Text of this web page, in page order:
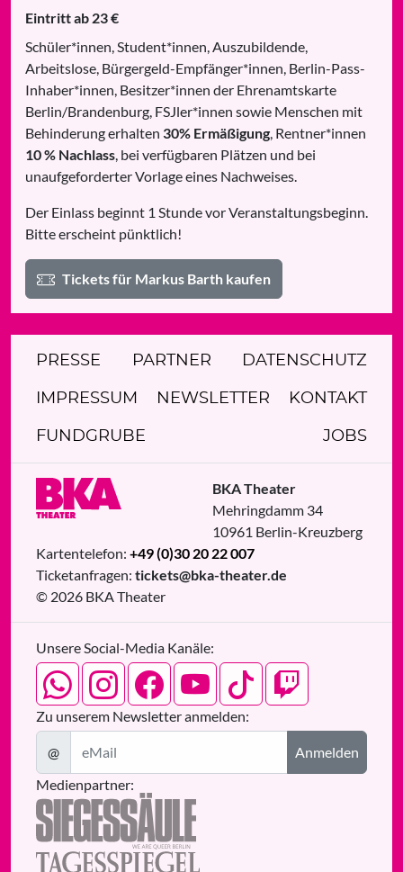
Eintritt ab 23 €
Schüler*innen, Student*innen, Auszubildende,
Arbeitslose, Bürgergeld-Empfänger*innen, Berlin-Pass-
Inhaber*innen, Besitzer*innen der Ehrenamtskarte
Berlin/Brandenburg, FSJler*innen sowie Menschen mit
Behinderung erhalten 30% Ermäßigung, Rentner*innen
10 % Nachlass, bei verfügbaren Plätzen und bei
unaufgeforderter Vorlage eines Nachweises.
Der Einlass beginnt 1 Stunde vor Veranstaltungsbeginn.
Bitte erscheint pünktlich!
Tickets für Markus Barth kaufen
PRESSE PARTNER DATENSCHUTZ
IMPRESSUM NEWSLETTER KONTAKT
FUNDGRUBE JOBS
BKA Theater
Mehringdamm 34
10961 Berlin-Kreuzberg
Kartentelefon: +49 (0)30 20 22 007
Ticketanfragen: tickets@bka-theater.de
© 2026 BKA Theater
Unsere Social-Media Kanäle:
Zu unserem Newsletter anmelden:
@
Anmelden
Medienpartner: